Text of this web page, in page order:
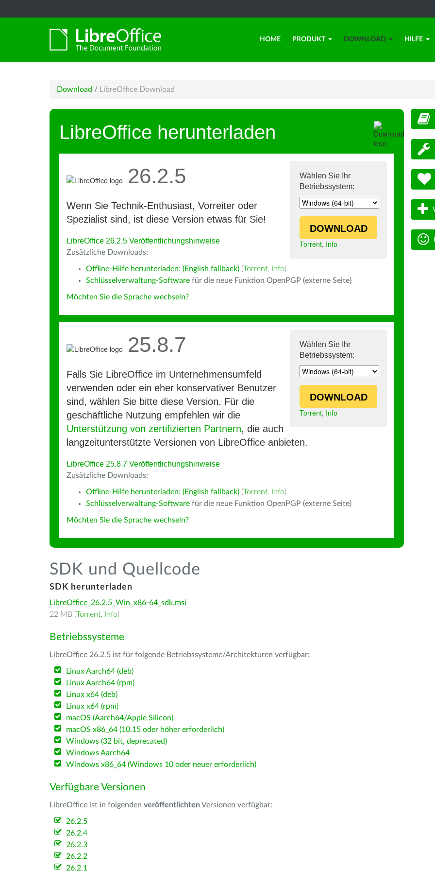
HOME PRODUKT DOWNLOAD HILFE
Download / LibreOffice Download
LibreOffice herunterladen
Wählen Sie Ihr
Betriebssystem:
DOWNLOAD
Torrent, Info
26.2.5
Wenn Sie Technik-Enthusiast, Vorreiter oder
Spezialist sind, ist diese Version etwas für Sie!
LibreOffice 26.2.5 Veröffentlichungshinweise
Zusätzliche Downloads:
Offline-Hilfe herunterladen: (English fallback) (Torrent, Info)
Schlüsselverwaltung-Software für die neue Funktion OpenPGP (externe Seite)
Möchten Sie die Sprache wechseln?
Wählen Sie Ihr
Betriebssystem:
DOWNLOAD
Torrent, Info
25.8.7
Falls Sie LibreOffice im Unternehmensumfeld
verwenden oder ein eher konservativer Benutzer
sind, wählen Sie bitte diese Version. Für die
geschäftliche Nutzung empfehlen wir die
Unterstützung von zertifizierten Partnern, die auch
langzeitunterstützte Versionen von LibreOffice anbieten.
LibreOffice 25.8.7 Veröffentlichungshinweise
Zusätzliche Downloads:
Offline-Hilfe herunterladen: (English fallback) (Torrent, Info)
Schlüsselverwaltung-Software für die neue Funktion OpenPGP (externe Seite)
Möchten Sie die Sprache wechseln?
SDK und Quellcode
SDK herunterladen
LibreOffice_26.2.5_Win_x86-64_sdk.msi
22 MB (Torrent, Info)
Betriebssysteme
LibreOffice 26.2.5 ist für folgende Betriebssysteme/Architekturen verfügbar:
Linux Aarch64 (deb)
Linux Aarch64 (rpm)
Linux x64 (deb)
Linux x64 (rpm)
macOS (Aarch64/Apple Silicon)
macOS x86_64 (10.15 oder höher erforderlich)
Windows (32 bit, deprecated)
Windows Aarch64
Windows x86_64 (Windows 10 oder neuer erforderlich)
Verfügbare Versionen
LibreOffice ist in folgenden veröffentlichten Versionen verfügbar:
26.2.5
26.2.4
26.2.3
26.2.2
26.2.1